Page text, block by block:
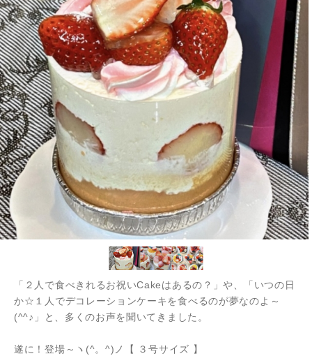
「２人で食べきれるお祝いCakeはあるの？」や、「いつの日
か☆１人でデコレーションケーキを食べるのが夢なのよ～
(^^♪」と、多くのお声を聞いてきました。
遂に！登場～ヽ(^。^)ノ【 ３号サイズ 】